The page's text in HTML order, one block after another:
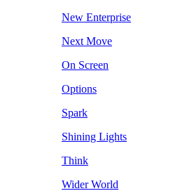
New Enterprise
Next Move
On Screen
Options
Spark
Shining Lights
Think
Wider World